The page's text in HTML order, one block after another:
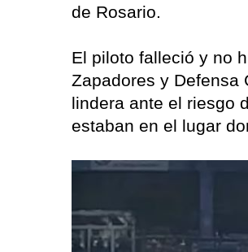
de Rosario.
El piloto falleció y no
Zapadores y Defensa
lindera ante el riesgo
estaban en el lugar